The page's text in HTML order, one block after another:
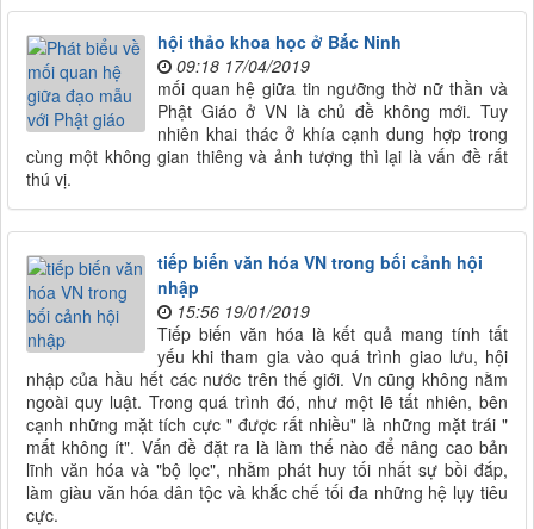
hội thảo khoa học ở Bắc Ninh
09:18 17/04/2019
mối quan hệ giữa tin ngưỡng thờ nữ thần và
Phật Giáo ở VN là chủ đề không mới. Tuy
nhiên khai thác ở khía cạnh dung hợp trong
cùng một không gian thiêng và ảnh tượng thì lại là vấn đề rất
thú vị.
tiếp biến văn hóa VN trong bối cảnh hội
nhập
15:56 19/01/2019
Tiếp biến văn hóa là kết quả mang tính tất
yếu khi tham gia vào quá trình giao lưu, hội
nhập của hầu hết các nước trên thế giới. Vn cũng không nằm
ngoài quy luật. Trong quá trình đó, như một lẽ tất nhiên, bên
cạnh những mặt tích cực " được rất nhiều" là những mặt trái "
mất không ít". Vấn đề đặt ra là làm thế nào để nâng cao bản
lĩnh văn hóa và "bộ lọc", nhằm phát huy tối nhất sự bồi đắp,
làm giàu văn hóa dân tộc và khắc chế tối đa những hệ lụy tiêu
cực.